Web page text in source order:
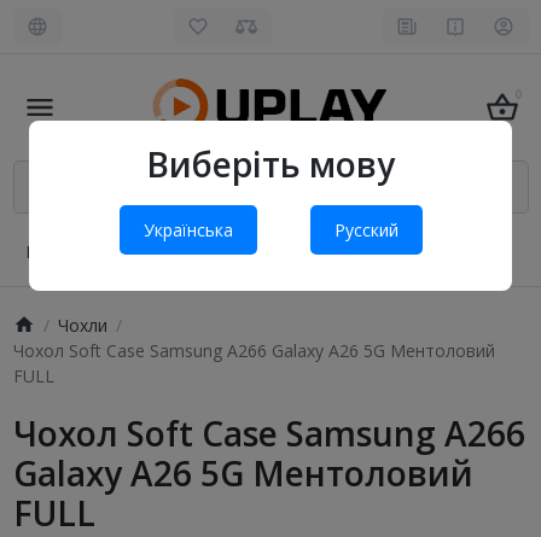
Виберіть мову
Українська Русский
0
Про нас Оплата і доставка Обмін та повернення
Чохли
Чохол Soft Case Samsung A266 Galaxy A26 5G Ментоловий
FULL
Чохол Soft Case Samsung A266
Galaxy A26 5G Ментоловий
FULL